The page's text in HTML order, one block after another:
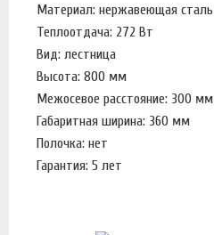
Материал: нержавеющая сталь
Теплоотдача: 272 Вт
Вид: лестница
Высота: 800 мм
Межосевое расстояние: 300 мм
Габаритная ширина: 360 мм
Полочка: нет
Гарантия: 5 лет